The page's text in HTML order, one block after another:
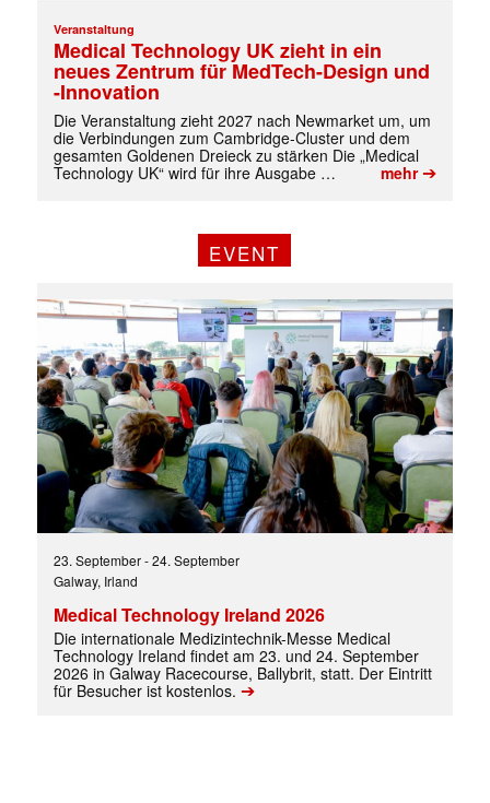
Veranstaltung
Medical Technology UK zieht in ein
neues Zentrum für MedTech-Design und
-Innovation
Die Veranstaltung zieht 2027 nach Newmarket um, um
die Verbindungen zum Cambridge-Cluster und dem
gesamten Goldenen Dreieck zu stärken Die „Medical
Technology UK“ wird für ihre Ausgabe …
mehr➔
EVENT
23. September-24. September
Galway, Irland
Medical Technology Ireland 2026
Die internationale Medizintechnik-Messe Medical
Technology Ireland findet am 23. und 24. September
2026 in Galway Racecourse, Ballybrit, statt. Der Eintritt
für Besucher ist kostenlos. ➔